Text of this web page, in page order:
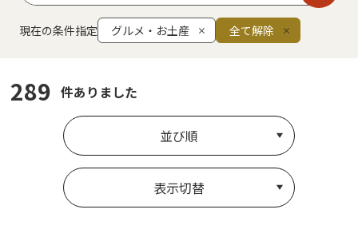
現在の条件指定 グルメ・お土産 全て解除
289 件ありました
並び順
表示切替